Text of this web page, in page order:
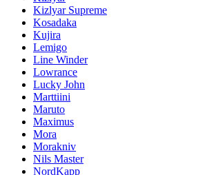
Kizlyar Supreme
Kosadaka
Kujira
Lemigo
Line Winder
Lowrance
Lucky John
Marttiini
Maruto
Maximus
Mora
Morakniv
Nils Master
NordKapp